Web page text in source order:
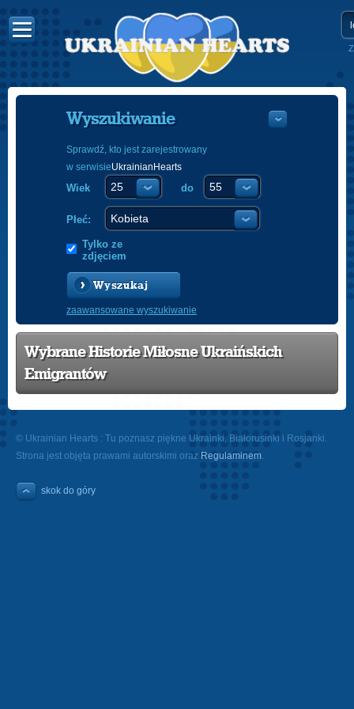
Wyszukiwanie
Sprawdź, kto jest zarejestrowany
w serwisieUkrainianHearts
Wiek do
Płeć:
Tylko ze
zdjęciem
Wyszukaj
zaawansowane wyszukiwanie
Wybrane Historie Miłosne Ukraińskich
Emigrantów
© Ukrainian Hearts : Tu poznasz piękne Ukrainki, Białorusinki i Rosjanki.
Strona jest objęta prawami autorskimi oraz Regulaminem.
skok do góry